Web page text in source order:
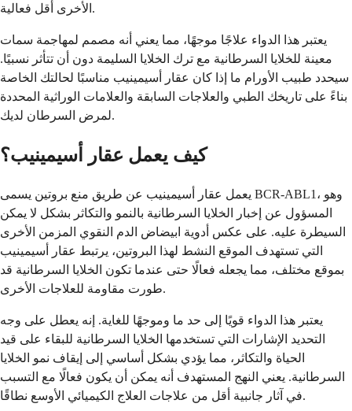
الأخرى أقل فعالية.
يعتبر هذا الدواء علاجًا موجهًا، مما يعني أنه مصمم لمهاجمة سمات
معينة للخلايا السرطانية مع ترك الخلايا السليمة دون أن تتأثر نسبيًا.
سيحدد طبيب الأورام ما إذا كان عقار أسيمينيب مناسبًا لحالتك الخاصة
بناءً على تاريخك الطبي والعلاجات السابقة والعلامات الوراثية المحددة
لمرض السرطان لديك.
كيف يعمل عقار أسيمينيب؟
يعمل عقار أسيمينيب عن طريق منع بروتين يسمى BCR-ABL1، وهو
المسؤول عن إخبار الخلايا السرطانية بالنمو والتكاثر بشكل لا يمكن
السيطرة عليه. على عكس أدوية ابيضاض الدم النقوي المزمن الأخرى
التي تستهدف الموقع النشط لهذا البروتين، يرتبط عقار أسيمينيب
بموقع مختلف، مما يجعله فعالًا حتى عندما تكون الخلايا السرطانية قد
طورت مقاومة للعلاجات الأخرى.
يعتبر هذا الدواء قويًا إلى حد ما وموجهًا للغاية. إنه يعطل على وجه
التحديد الإشارات التي تستخدمها الخلايا السرطانية للبقاء على قيد
الحياة والتكاثر، مما يؤدي بشكل أساسي إلى إيقاف نمو الخلايا
السرطانية. يعني النهج المستهدف أنه يمكن أن يكون فعالًا مع التسبب
في آثار جانبية أقل من علاجات العلاج الكيميائي الأوسع نطاقًا.